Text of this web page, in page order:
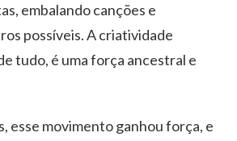
embalando canções e
possíveis. A criatividade
tudo, é uma força ancestral e
esse movimento ganhou força, e